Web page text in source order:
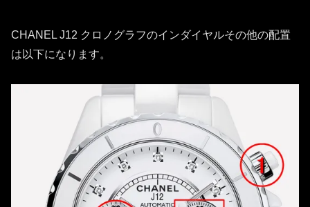
CHANEL J12 クロノグラフのインダイヤルその他の配置
は以下になります。